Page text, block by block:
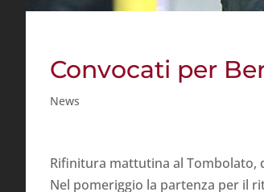
Convocati per
News
Rifinitura mattutina al Tombolato,
Nel pomeriggio la partenza per il